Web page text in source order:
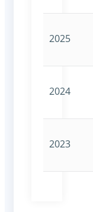
2025
2024
2023